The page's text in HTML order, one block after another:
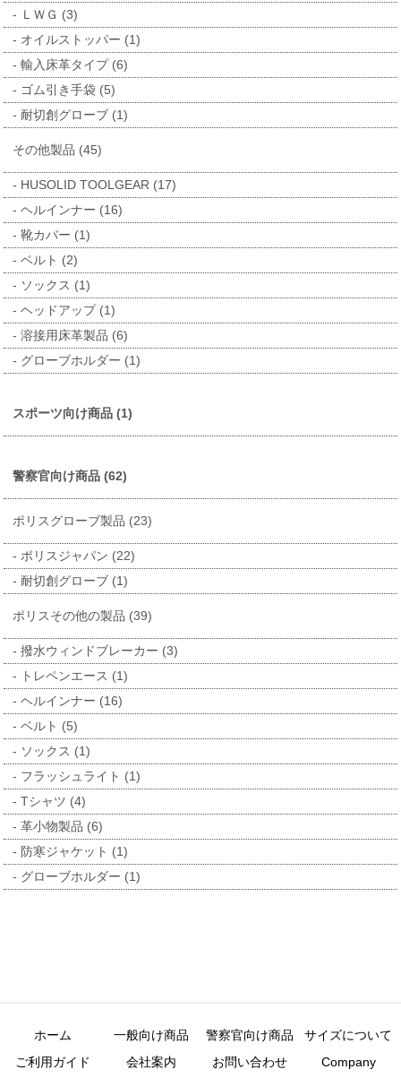
ＬＷＧ (3)
オイルストッパー (1)
輸入床革タイプ (6)
ゴム引き手袋 (5)
耐切創グローブ (1)
その他製品 (45)
HUSOLID TOOLGEAR (17)
ヘルインナー (16)
靴カバー (1)
ベルト (2)
ソックス (1)
ヘッドアップ (1)
溶接用床革製品 (6)
グローブホルダー (1)
スポーツ向け商品 (1)
警察官向け商品 (62)
ポリスグローブ製品 (23)
ポリスジャパン (22)
耐切創グローブ (1)
ポリスその他の製品 (39)
撥水ウィンドブレーカー (3)
トレペンエース (1)
ヘルインナー (16)
ベルト (5)
ソックス (1)
フラッシュライト (1)
Tシャツ (4)
革小物製品 (6)
防寒ジャケット (1)
グローブホルダー (1)
ホーム 一般向け商品 警察官向け商品
サイズについて
ご利用ガイド
会社案内 お問い合わせ Company